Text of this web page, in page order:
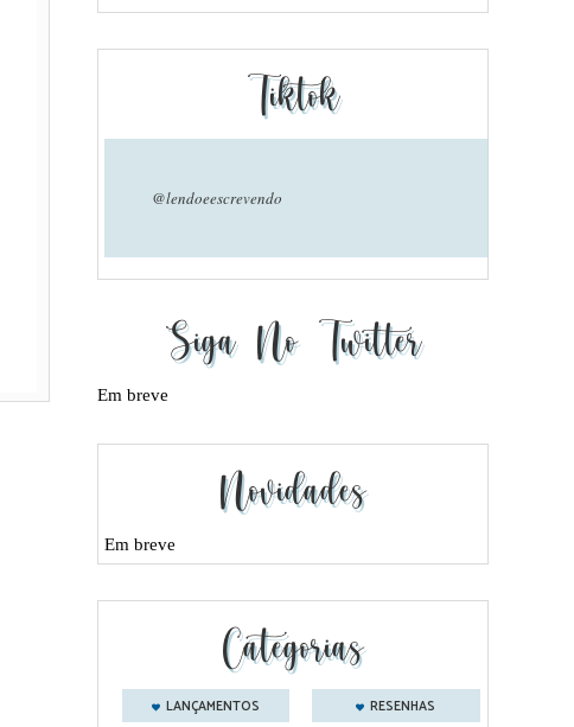
Tiktok
@lendoeescrevendo
Siga No Twitter
Em breve
Novidades
Em breve
Categorias
LANÇAMENTOS RESENHAS